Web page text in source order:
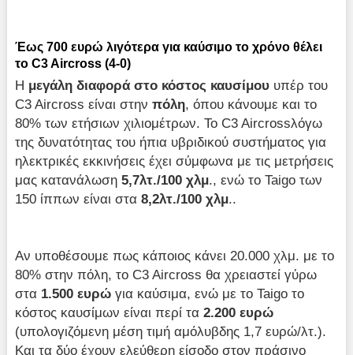
Έως 700 ευρώ λιγότερα για καύσιμο το χρόνο θέλει
το C3 Aircross (4-0)
Η μεγάλη διαφορά στο κόστος καυσίμου υπέρ του
C3 Aircross είναι στηνπόλη, όπου κάνουμε και το
80% των ετήσιων χιλιομέτρων. Το C3 Aircrossλόγω
της δυνατότητας του ήπια υβριδικού συστήματος για
ηλεκτρικές εκκινήσεις έχει σύμφωνα με τις μετρήσεις
μας κατανάλωση5,7λτ./100 χλμ., ενώ το Taigo των
150 ίππων είναι στα 8,2λτ./100 χλμ..
Αν υποθέσουμε πως κάποιος κάνει 20.000 χλμ. με το
80% στην πόλη, το C3 Aircross θα χρειαστεί γύρω
στα 1.500 ευρώ για καύσιμα, ενώ με το Taigo το
κόστος καυσίμων είναι περί τα2.200 ευρώ
(υπολογιζόμενη μέση τιμή αμόλυβδης 1,7 ευρώ/λτ.).
Και τα δύο έχουν ελεύθερη είσοδο στον πράσινο